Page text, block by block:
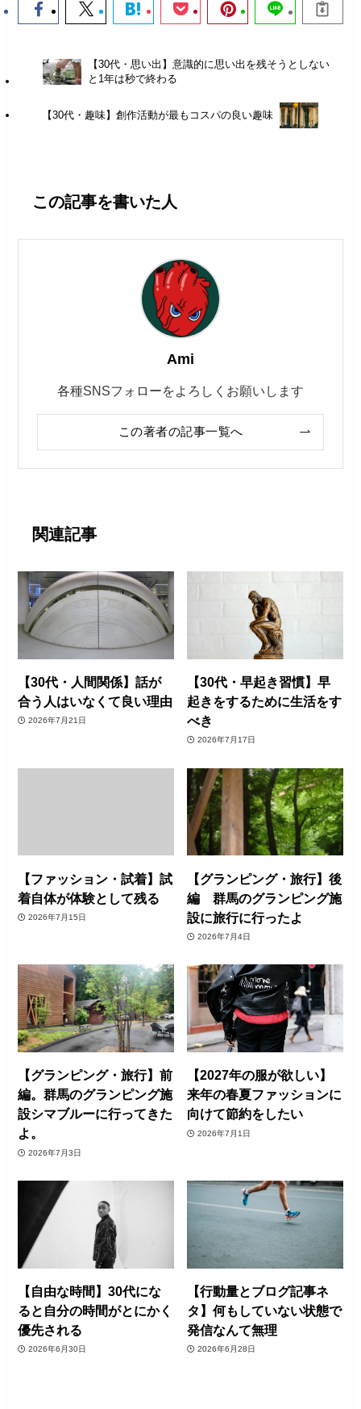
【30代・思い出】意識的に思い出を残そうとしない
と1年は秒で終わる
【30代・趣味】創作活動が最もコスパの良い趣味
この記事を書いた人
Ami
各種SNSフォローをよろしくお願いします
この著者の記事一覧へ
関連記事
【30代・人間関係】話が
合う人はいなくて良い理由
2026年7月21日
【30代・早起き習慣】早
起きをするために生活をす
べき
2026年7月17日
【ファッション・試着】試
着自体が体験として残る
2026年7月15日
【グランピング・旅行】後
編 群馬のグランピング施
設に旅行に行ったよ
2026年7月4日
【グランピング・旅行】前
編。群馬のグランピング施
設シマブルーに行ってきた
よ。
2026年7月3日
【2027年の服が欲しい】
来年の春夏ファッションに
向けて節約をしたい
2026年7月1日
【自由な時間】30代にな
ると自分の時間がとにかく
優先される
2026年6月30日
【行動量とブログ記事ネ
タ】何もしていない状態で
発信なんて無理
2026年6月28日